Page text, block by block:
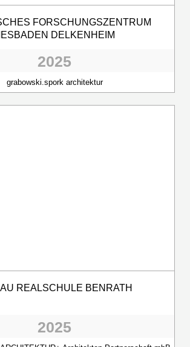
FORSCHUNGSZENTRUM
DELKENHEIM
2025
grabowski.spork architektur
REALSCHULE BENRATH
2025